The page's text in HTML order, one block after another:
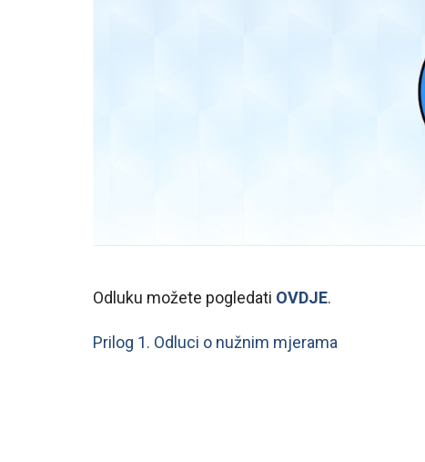
Odluku možete pogledati OVDJE.
Prilog 1. Odluci o nužnim mjerama